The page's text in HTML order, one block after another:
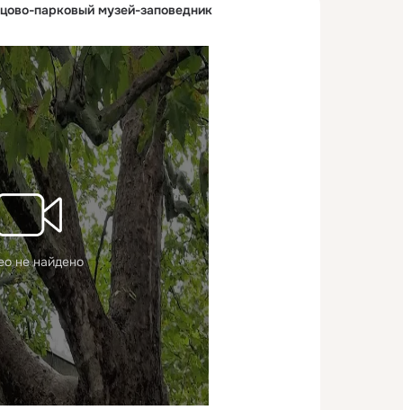
парковый музей-заповедник
не найдено